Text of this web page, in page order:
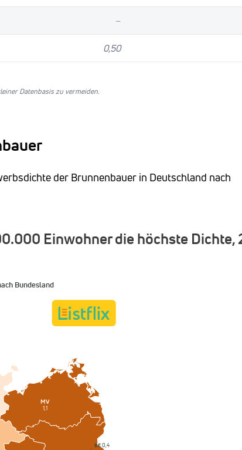
–
0,50
Datenbasis zu vermeiden.
der Brunnenbauer in Deutschland nach
Einwohner die höchste Dichte,
Bundesland
MV
1,1
BE0,4